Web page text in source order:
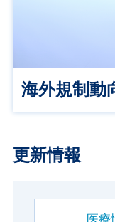
海外規制動
更新情報
医療